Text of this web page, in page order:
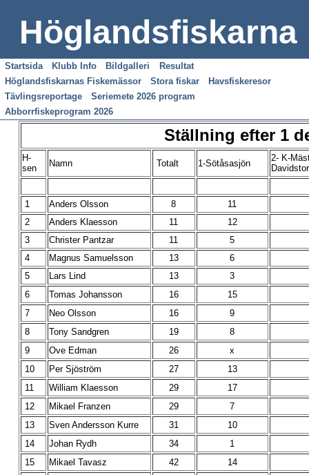
Höglandsfiskarna
Startsida Klubb Info Bildgalleri
Resultat
Höglandsfiskarnas Fiskemässor
Stora fiskar
Havsfiskeresor
Tävlingsreportage
Seriemete 2026 program
Abborrfiskeprogram 2026
Ställning efter 1
H-
sen
Namn Totalt 1-Sötåsasjön
2- K-
1 Anders Olsson 8
11
2
Anders Klaesson 11
12
3
Christer Pantzar 11
5
4
Magnus Samuelsson 13
6
5
Lars Lind 13
3
6
Tomas Johansson 16
15
7
Neo Olsson 16
9
8
Tony Sandgren 19
8
9
Ove Edman 26
x
10
Per Sjöström 27
13
11
William Klaesson 29
17
12
Mikael Franzen 29
7
13
Sven Andersson Kurre 31
10
14
Johan Rydh 34
1
15
Mikael Tavasz 42
14